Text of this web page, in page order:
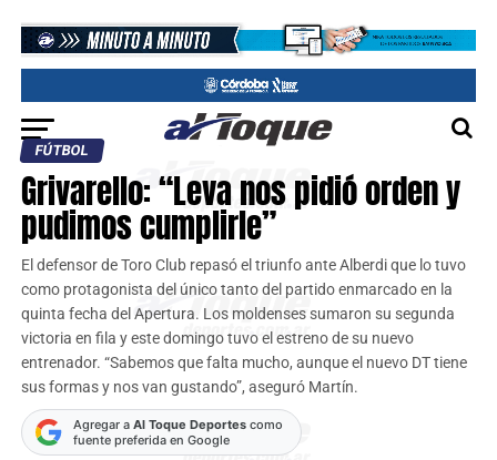
FÚTBOL
Grivarello: “Leva nos pidió orden y
pudimos cumplirle”
El defensor de Toro Club repasó el triunfo ante Alberdi que lo tuvo
como protagonista del único tanto del partido enmarcado en la
quinta fecha del Apertura. Los moldenses sumaron su segunda
victoria en fila y este domingo tuvo el estreno de su nuevo
entrenador. “Sabemos que falta mucho, aunque el nuevo DT tiene
sus formas y nos van gustando”, aseguró Martín.
Agregar a Al Toque Deportescomo
fuente preferida en Google